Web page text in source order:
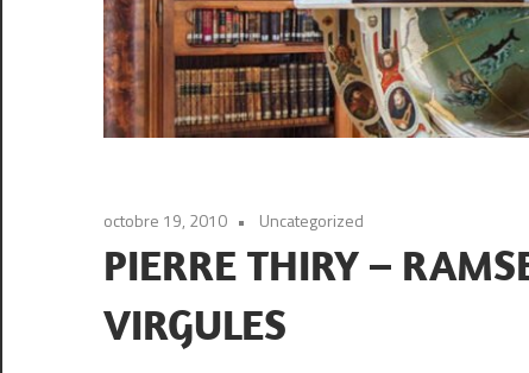
octobre 19, 2010 Uncategorized
PIERRE THIRY –
VIRGULES